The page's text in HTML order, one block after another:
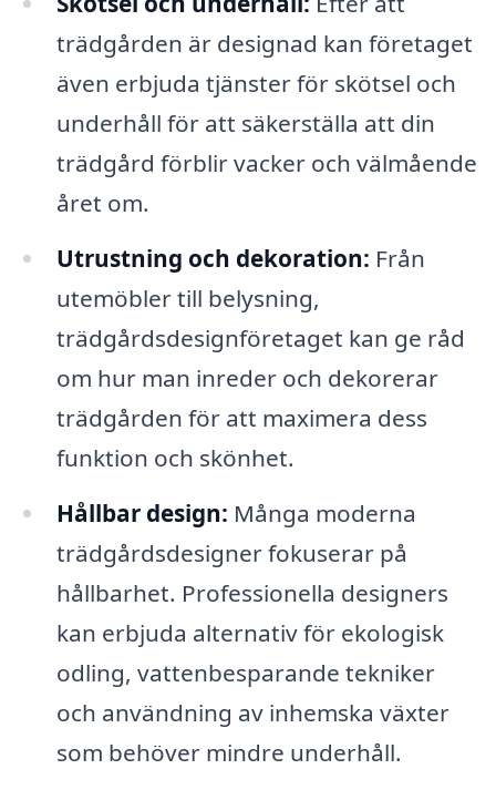
trädgården är designad kan företaget
även erbjuda tjänster för skötsel och
underhåll för att säkerställa att din
trädgård förblir vacker och välmående
året om.
Utrustning och dekoration: Från
utemöbler till belysning,
trädgårdsdesignföretaget kan ge råd
om hur man inreder och dekorerar
trädgården för att maximera dess
funktion och skönhet.
Hållbar design: Många moderna
trädgårdsdesigner fokuserar på
hållbarhet. Professionella designers
kan erbjuda alternativ för ekologisk
odling, vattenbesparande tekniker
och användning av inhemska växter
som behöver mindre underhåll.